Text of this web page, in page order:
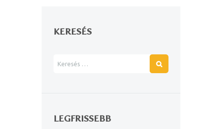
KERESÉS
LEGFRISSEBB